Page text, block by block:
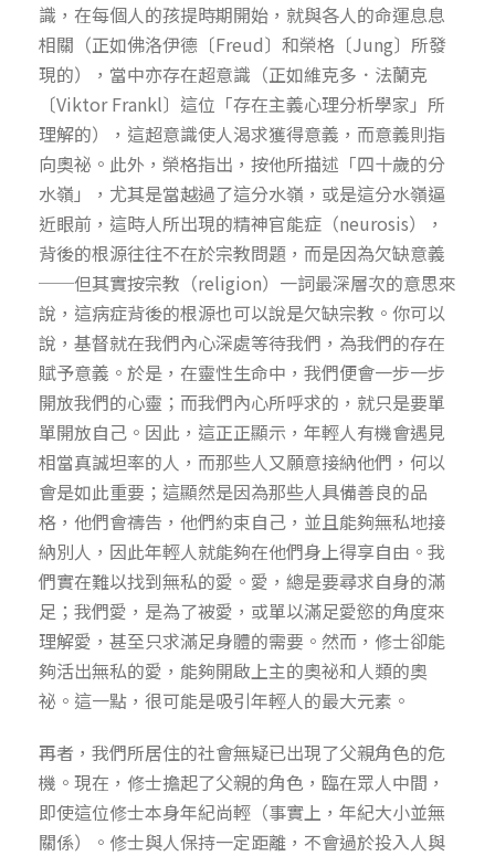
識，在每個人的孩提時期開始，就與各人的命運息息
相關（正如佛洛伊德〔Freud〕和榮格〔Jung〕所發
現的），當中亦存在超意識（正如維克多．法蘭克
〔Viktor Frankl〕這位「存在主義心理分析學家」所
理解的），這超意識使人渴求獲得意義，而意義則指
向奧祕。此外，榮格指出，按他所描述「四十歲的分
水嶺」，尤其是當越過了這分水嶺，或是這分水嶺逼
近眼前，這時人所出現的精神官能症（neurosis），
背後的根源往往不在於宗教問題，而是因為欠缺意義
──但其實按宗教（religion）一詞最深層次的意思來
說，這病症背後的根源也可以說是欠缺宗教。你可以
說，基督就在我們內心深處等待我們，為我們的存在
賦予意義。於是，在靈性生命中，我們便會一步一步
開放我們的心靈；而我們內心所呼求的，就只是要單
單開放自己。因此，這正正顯示，年輕人有機會遇見
相當真誠坦率的人，而那些人又願意接納他們，何以
會是如此重要；這顯然是因為那些人具備善良的品
格，他們會禱告，他們約束自己，並且能夠無私地接
納別人，因此年輕人就能夠在他們身上得享自由。我
們實在難以找到無私的愛。愛，總是要尋求自身的滿
足；我們愛，是為了被愛，或單以滿足愛慾的角度來
理解愛，甚至只求滿足身體的需要。然而，修士卻能
夠活出無私的愛，能夠開啟上主的奧祕和人類的奧
祕。這一點，很可能是吸引年輕人的最大元素。
再者，我們所居住的社會無疑已出現了父親角色的危
機。現在，修士擔起了父親的角色，臨在眾人中間，
即使這位修士本身年紀尚輕（事實上，年紀大小並無
關係）。修士與人保持一定距離，不會過於投入人與